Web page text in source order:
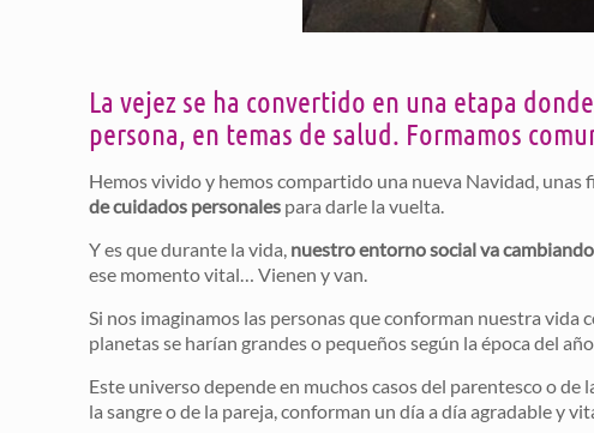
La vejez se ha convertido en una etapa
persona, en temas de salud. Formamos
Hemos vivido y hemos compartido una nueva Navidad,
de cuidados personales para darle la vuelta.
Y es que durante la vida, nuestro entorno social va cambiando
ese momento vital… Vienen y van.
Si nos imaginamos las personas que conforman nuestra
planetas se harían grandes o pequeños según la época del
Este universo depende en muchos casos del parentesco o
la sangre o de la pareja, conforman un día a día agradable y